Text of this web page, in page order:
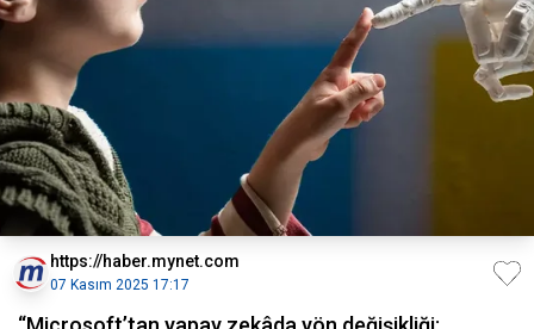
https://haber.mynet.com
07 Kasım 2025 17:17